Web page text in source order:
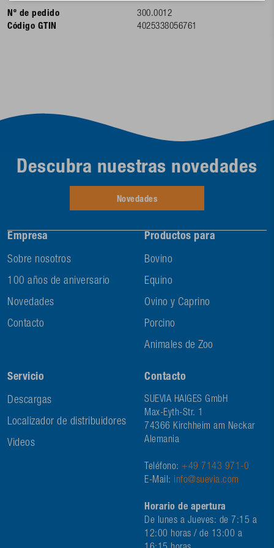
Nº de pedido
300.0012
Código GTIN
4025338056761
Empresa
Sobre nosotros
100 años de aniversario
Novedades
Contacto
Productos para
Bovino
Equino
Ovino y Caprino
Porcino
Animales de Zoo
Servicio
Descargas
Localizador de distribuidores
Videos
Contacto
SUEVIA HAIGES GmbH
Max-Eyth-Str. 1
74366 Kirchheim am Neckar
Alemania
Teléfono: +49 7143 971-0
E-Mail: info@suevia.com
Horario de apertura
De lunes a Jueves: de 7:15 a
12:00 horas / de 13:00 a
Descubra nuestras novedades
Novedades